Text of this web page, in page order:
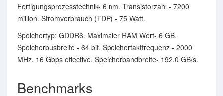
Fertigungsprozesstechnik- 6 nm. Transistorzahl - 7200
million. Stromverbrauch (TDP) - 75 Watt.
Speichertyp: GDDR6. Maximaler RAM Wert- 6 GB.
Speicherbusbreite - 64 bit. Speichertaktfrequenz - 2000
MHz, 16 Gbps effective. Speicherbandbreite- 192.0 GB/s.
Benchmarks